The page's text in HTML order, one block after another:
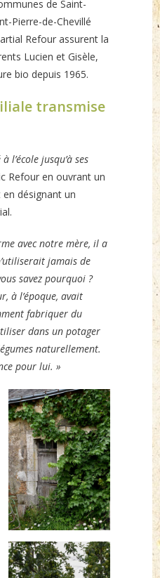
de Saint-
Pierre-de-Chevillé
Refour assurent la
Lucien et Gisèle,
bio depuis 1965.
transmise
l’école jusqu’à ses
Refour en ouvrant un
désignant un
avec notre mère, il a
jamais de
savez pourquoi ?
à l’époque, avait
fabriquer du
dans un potager
naturellement.
pour lui. »